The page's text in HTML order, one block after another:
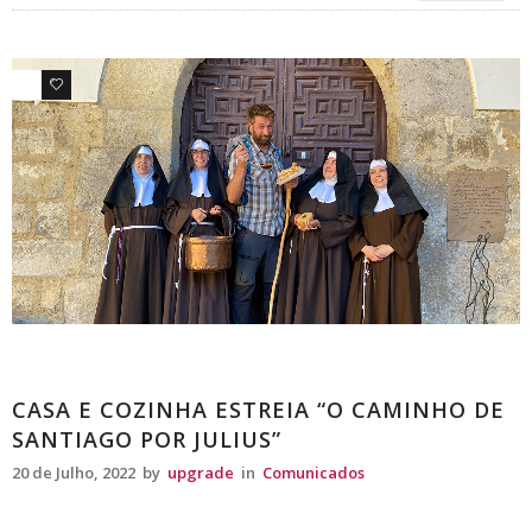
0
CASA E COZINHA ESTREIA “O CAMINHO DE
SANTIAGO POR JULIUS”
20 de Julho, 2022 by upgrade in Comunicados